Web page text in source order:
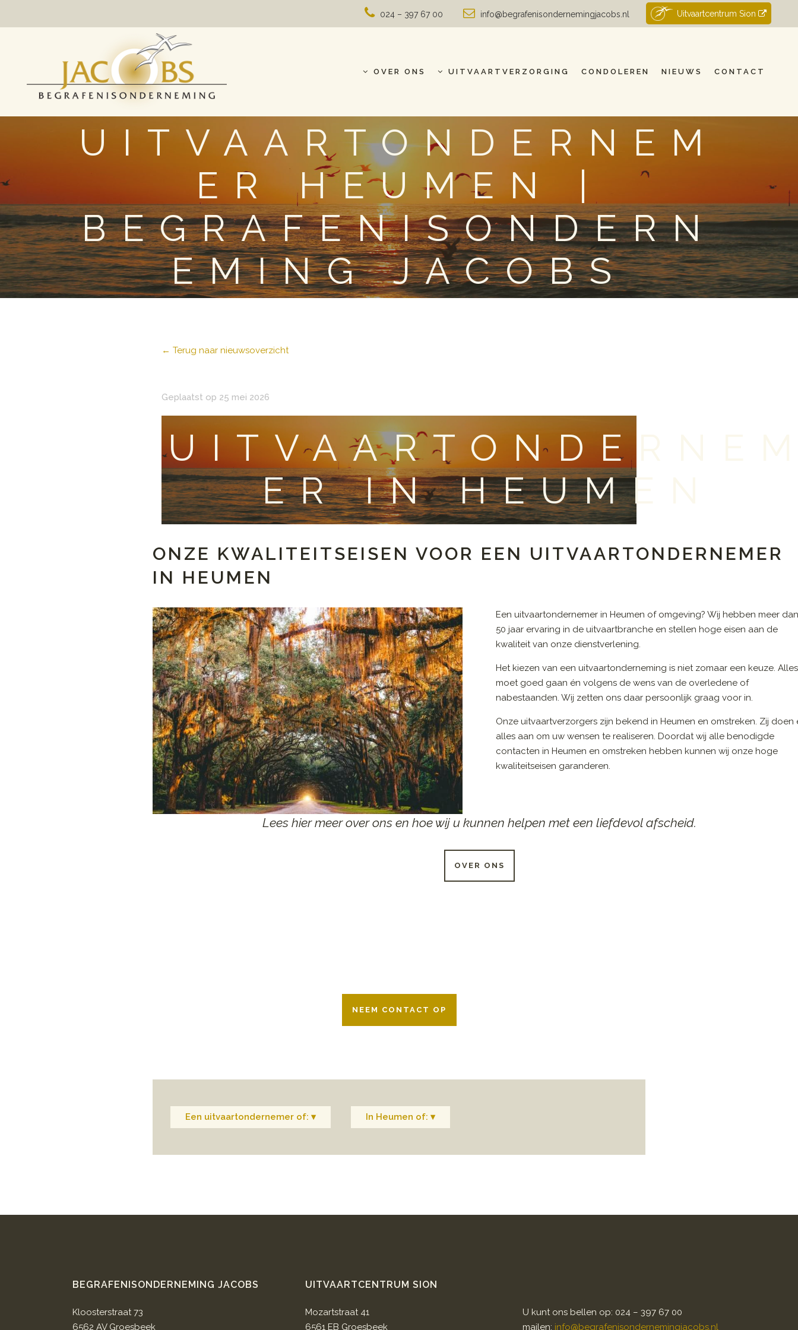
024 – 397 67 00 info@begrafenisondernemingjacobs.nl Uitvaartcentrum Sion
OVER ONS UITVAARTVERZORGING CONDOLEREN NIEUWS CONTACT
UITVAARTONDERNEM
ER HEUMEN |
BEGRAFENISONDERN
EMING JACOBS
← Terug naar nieuwsoverzicht
Geplaatst op 25 mei 2026
ER IN HEUMEN
ONZE KWALITEITSEISEN VOOR EEN UITVAARTONDERNEMER
IN HEUMEN
Een uitvaartondernemer in Heumen of omgeving? Wij hebben meer
50 jaar ervaring in de uitvaartbranche en stellen hoge eisen aan de
kwaliteit van onze dienstverlening.
Het kiezen van een uitvaartonderneming is niet zomaar een keuze. Alles
moet goed gaan én volgens de wens van de overledene of
nabestaanden. Wij zetten ons daar persoonlijk graag voor in.
Onze uitvaartverzorgers zijn bekend in Heumen en omstreken. Zij doen
alles aan om uw wensen te realiseren. Doordat wij alle benodigde
contacten in Heumen en omstreken hebben kunnen wij onze hoge
kwaliteitseisen garanderen.
Lees hier meer over ons en hoe wij u kunnen helpen met een liefdevol afscheid.
OVER ONS
NEEM CONTACT OP
Een uitvaartondernemer of: ▾ In Heumen of: ▾
BEGRAFENISONDERNEMING JACOBS
Kloosterstraat 73
6562 AV Groesbeek
UITVAARTCENTRUM SION
Mozartstraat 41
6561 EB Groesbeek
U kunt ons bellen op: 024 – 397 67 00
mailen: info@begrafenisondernemingjacobs.nl